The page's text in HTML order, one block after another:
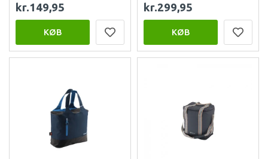
kr.149,95
KØB
kr.299,95
KØB